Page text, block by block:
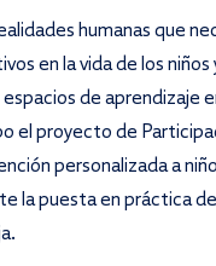
humanas que
en la vida de los niños
de aprendizaje
el proyecto de
personalizada a
la puesta en práctica